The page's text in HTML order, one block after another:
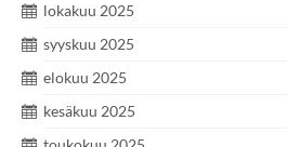
lokakuu 2025
syyskuu 2025
elokuu 2025
kesäkuu 2025